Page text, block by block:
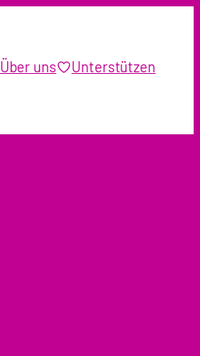
Über uns Unterstützen